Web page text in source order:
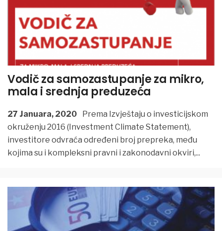
Vodič za samozastupanje za mikro,
mala i srednja preduzeća
27 Januara, 2020
Prema Izvještaju o investicijskom
okruženju 2016 (Investment Climate Statement),
investitore odvraća određeni broj prepreka, među
kojima su i kompleksni pravni i zakonodavni okviri,...